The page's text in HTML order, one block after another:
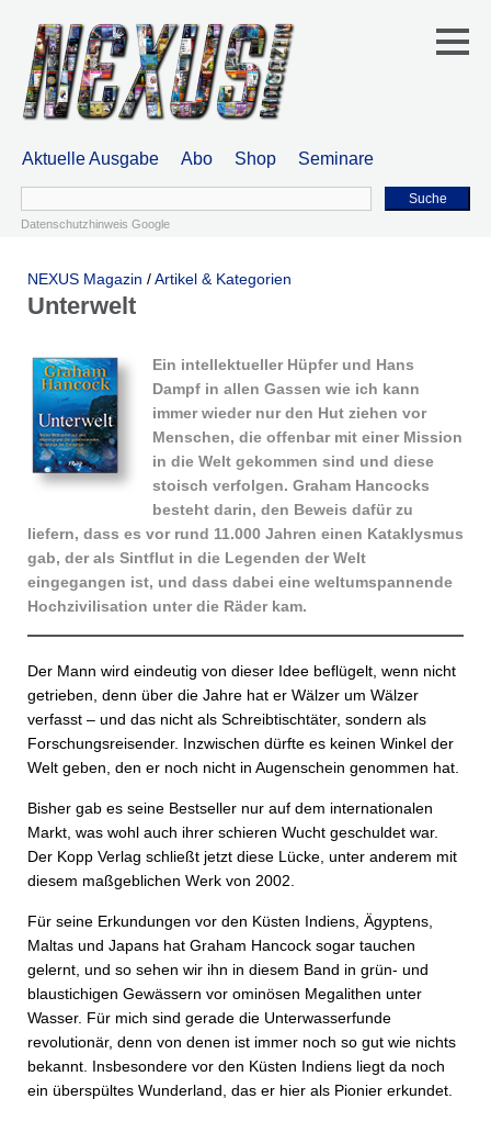
Aktuelle Ausgabe Abo Shop Seminare
Suche
Datenschutzhinweis Google
NEXUS Magazin /Artikel & Kategorien
Unterwelt
Ein intellektueller Hüpfer und Hans
Dampf in allen Gassen wie ich kann
immer wieder nur den Hut ziehen vor
Menschen, die offenbar mit einer Mission
in die Welt gekommen sind und diese
stoisch verfolgen. Graham Hancocks
besteht darin, den Beweis dafür zu
liefern, dass es vor rund 11.000 Jahren einen Kataklysmus
gab, der als Sintflut in die Legenden der Welt
eingegangen ist, und dass dabei eine weltumspannende
Hochzivilisation unter die Räder kam.
Der Mann wird eindeutig von dieser Idee beflügelt, wenn nicht
getrieben, denn über die Jahre hat er Wälzer um Wälzer
verfasst – und das nicht als Schreibtischtäter, sondern als
Forschungsreisender. Inzwischen dürfte es keinen Winkel der
Welt geben, den er noch nicht in Augenschein genommen hat.
Bisher gab es seine Bestseller nur auf dem internationalen
Markt, was wohl auch ihrer schieren Wucht geschuldet war.
Der Kopp Verlag schließt jetzt diese Lücke, unter anderem mit
diesem maßgeblichen Werk von 2002.
Für seine Erkundungen vor den Küsten Indiens, Ägyptens,
Maltas und Japans hat Graham Hancock sogar tauchen
gelernt, und so sehen wir ihn in diesem Band in grün- und
blaustichigen Gewässern vor ominösen Megalithen unter
Wasser. Für mich sind gerade die Unterwasserfunde
revolutionär, denn von denen ist immer noch so gut wie nichts
bekannt. Insbesondere vor den Küsten Indiens liegt da noch
ein überspültes Wunderland, das er hier als Pionier erkundet.